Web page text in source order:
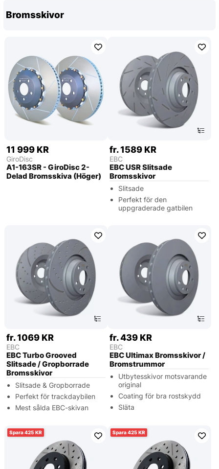
Bromsskivor
11 999 KR
GiroDisc
A1-163SR - GiroDisc 2-
Delad Bromsskiva (Höger)
fr. 1589 KR
EBC
EBC USR Slitsade
Bromsskivor
Slitsade
Perfekt för den
uppgraderade gatbilen
fr. 1069 KR
EBC
EBC Turbo Grooved
Slitsade / Gropborrade
Bromsskivor
Slitsade & Gropborrade
Perfekt för trackdaybilen
Mest sålda EBC-skivan
fr. 439 KR
EBC
EBC Ultimax Bromsskivor /
Bromstrummor
Utbytesskivor motsvarande
original
Coating för bra rostskydd
Släta
425 425